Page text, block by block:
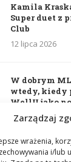
Zarządzaj
wrażenia,
i/lub
Kamila
Super duet z
Club
12 lipca 2026
W dobrym
wtedy, kiedy
WellU jako
lidera